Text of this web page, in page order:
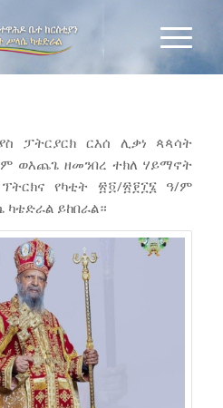
ፓትርያርክ ርእሰ ሊቃነ ጳጳሳት
ወእጨጌ ዘመንበረ ተክለ ሃይማኖት
የካቲት ፳፬/፳፻፲፮ ዓ/ም
ካቴድራል ይከበራል።